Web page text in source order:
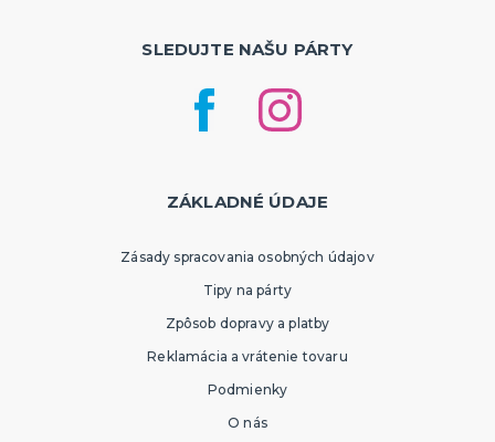
SLEDUJTE NAŠU PÁRTY
ZÁKLADNÉ ÚDAJE
Zásady spracovania osobných údajov
Tipy na párty
Zpôsob dopravy a platby
Reklamácia a vrátenie tovaru
Podmienky
O nás